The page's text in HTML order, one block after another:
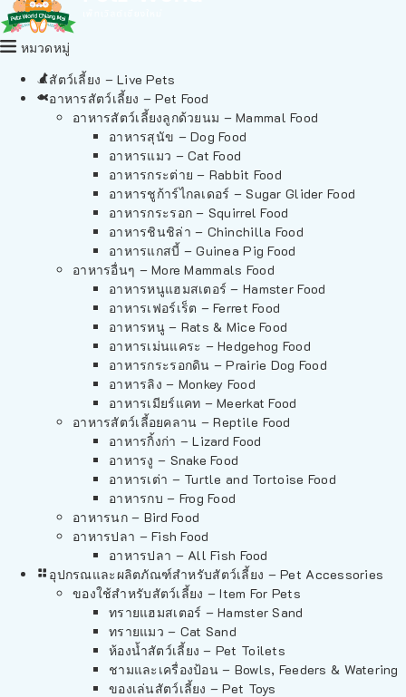
หมวดหมู่
สัตว์เลี้ยง – Live Pets
อาหารสัตว์เลี้ยง – Pet Food
อาหารสัตว์เลี้ยงลูกด้วยนม – Mammal Food
อาหารสุนัข – Dog Food
อาหารแมว – Cat Food
อาหารกระต่าย – Rabbit Food
อาหารชูก้าร์ไกลเดอร์ – Sugar Glider Food
อาหารกระรอก – Squirrel Food
อาหารชินชิล่า – Chinchilla Food
อาหารแกสบี้ – Guinea Pig Food
อาหารอื่นๆ – More Mammals Food
อาหารหนูแฮมสเตอร์ – Hamster Food
อาหารเฟอร์เร็ต – Ferret Food
อาหารหนู – Rats & Mice Food
อาหารเม่นแคระ – Hedgehog Food
อาหารกระรอกดิน – Prairie Dog Food
อาหารลิง – Monkey Food
อาหารเมียร์แคท – Meerkat Food
อาหารสัตว์เลี้อยคลาน – Reptile Food
อาหารกิ้งก่า – Lizard Food
อาหารงู – Snake Food
อาหารเต่า – Turtle and Tortoise Food
อาหารกบ – Frog Food
อาหารนก – Bird Food
อาหารปลา – Fish Food
อาหารปลา – All Fish Food
อุปกรณและผลิตภัณฑ์สำหรับสัตว์เลี้ยง – Pet Accessories
ของใช้สำหรับสัตว์เลี้ยง – Item For Pets
ทรายแฮมสเตอร์ – Hamster Sand
ทรายแมว – Cat Sand
ห้องน้ำสัตว์เลี้ยง – Pet Toilets
ชามและเครื่องป้อน – Bowls, Feeders & Watering
ของเล่นสัตว์เลี้ยง – Pet Toys